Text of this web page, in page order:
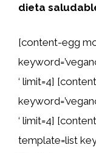
dieta
[content-egg
‘ limit=4]
‘ limit=4]
template=list